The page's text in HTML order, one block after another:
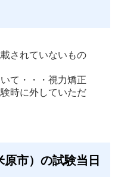
されていないもの
て・・・視力矯正
時に外していただ
市）の試験当日